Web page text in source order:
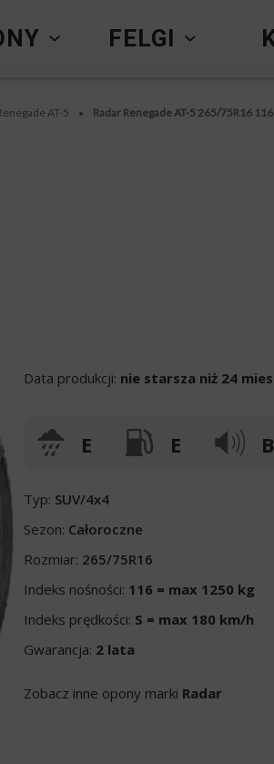
FELGI
AT-5 • Radar Renegade AT-5 265/75R16 116
Data produkcji: nie starsza niż 24
E E
Typ: SUV/4x4
Sezon: Całoroczne
Rozmiar: 265/75R16
Indeks nośności: 116 = max 1250 kg
Indeks prędkości: S = max 180 km/h
Gwarancja: 2 lata
Zobacz inne opony marki Radar